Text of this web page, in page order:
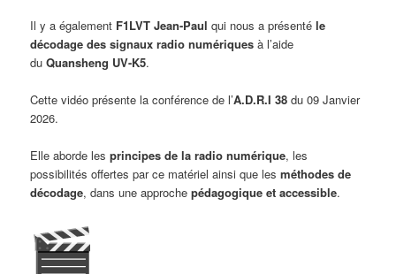
Il y a également F1LVT Jean-Paul qui nous a présentéle
décodage des signaux radio numériques à l’aide
duQuansheng UV-K5.
Cette vidéo présente la conférence de l’A.D.R.I 38du 09 Janvier
2026.
Elle aborde lesprincipes de la radio numérique, les
possibilités offertes par ce matériel ainsi que lesméthodes de
décodage, dans une approchepédagogique et accessible.